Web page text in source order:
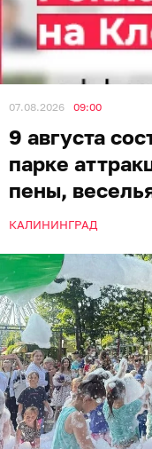
07.08.2026 09:00
9 августа
парке
пены,
КАЛИНИНГРАД